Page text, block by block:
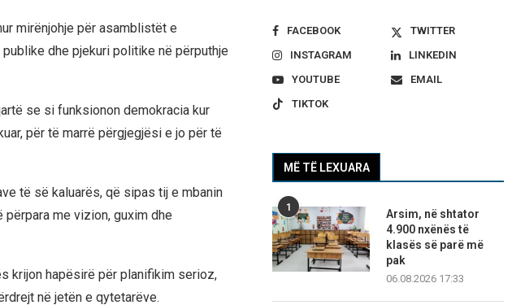
mirënjohje për asamblistët e
dhe pjekuri politike në përputhje
se si funksionon demokracia kur
për të marrë përgjegjësi e jo për të
të së kaluarës, që sipas tij e mbanin
me vizion, guxim dhe
krijon hapësirë për planifikim serioz,
në jetën e qytetarëve.
FACEBOOK
TWITTER
INSTAGRAM
LINKEDIN
YOUTUBE
EMAIL
TIKTOK
MË TË LEXUARA
1
Arsim, në shtator
4.900 nxënës të
klasës së parë më
pak
06.08.2026 17:33